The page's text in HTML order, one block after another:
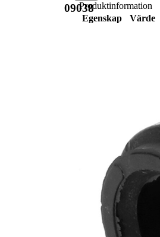
09038Produktinformation
Egenskap
Värde